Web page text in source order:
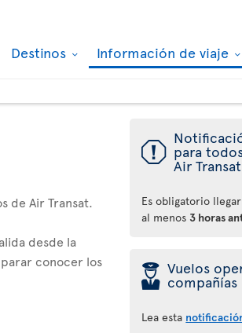
Destinos Información de viaje
de Air Transat.
desde la
parar conocer los
ü para
Air Transat
Es obligatorio
al menos 3 horas
þ Vuelos
compañías
Lea esta